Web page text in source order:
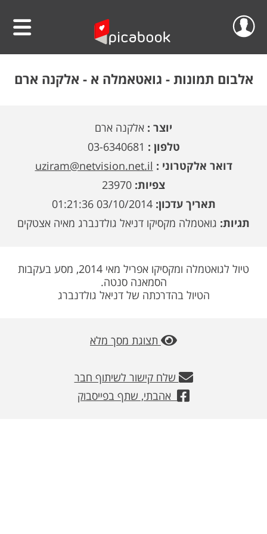
סרטוני וידאו
הגדה אישית לפסח
פיקאבוק על הקיר
גלריית מוצרים
משלוחים
מבצעים
שלום
הסרטונים שלי
התנתק
אלבום תמונות - גואטאמלה א - אלקנה ארם
יוצר : אלקנה ארם
טלפון : 03-6340681
דואר אלקטרוני : uziram@netvision.net.il
צפיות:
תאריך עדכון: 03/10/2014 01:21:36
תגיות: גואטמלה מקסיקו דניאל גולדנברג מאיה אצטקים
טיול לגואטמלה ומקסיקו אפריל מאי 2014, מסע בעקבות
הסמאנה סנטה.
הטיול בהדרכתה של דניאל גולדנברג
תצוגת מסך מלא
שלח קישור לשיתוף חבר
אהבתי, שתף בפייסבוק